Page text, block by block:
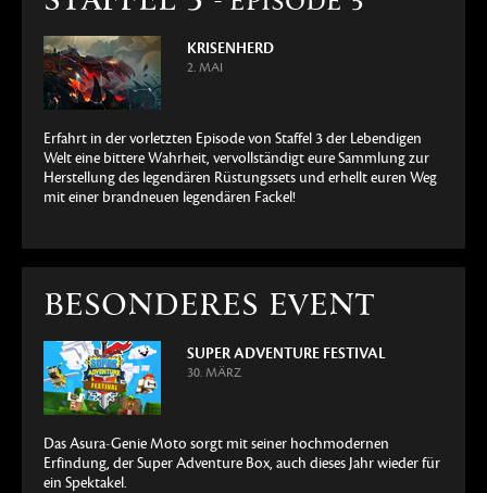
KRISENHERD
2. MAI
Erfahrt in der vorletzten Episode von Staffel 3 der Lebendigen
Welt eine bittere Wahrheit, vervollständigt eure Sammlung zur
Herstellung des legendären Rüstungssets und erhellt euren Weg
mit einer brandneuen legendären Fackel!
BESONDERES EVENT
SUPER ADVENTURE FESTIVAL
30. MÄRZ
Das Asura-Genie Moto sorgt mit seiner hochmodernen
Erfindung, der Super Adventure Box, auch dieses Jahr wieder für
ein Spektakel.